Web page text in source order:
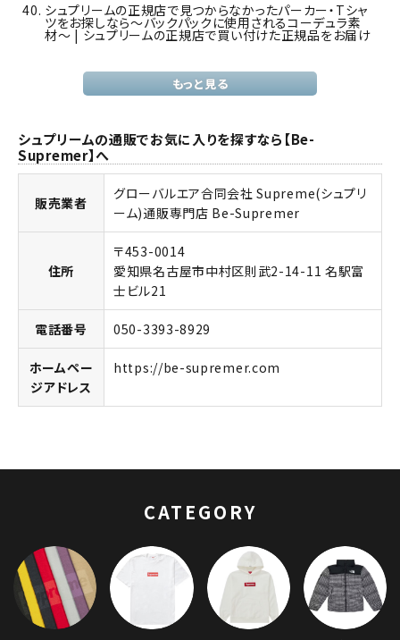
search
キャップ・ハット
パーカー・クルーネック
カテゴリーから探す
コラボレーションブランドから探す
シュプリームの正規店で見つからなかったパーカー・Tシャ
ツをお探しなら～バックパックに使用されるコーデュラ素
材～ | シュプリームの正規店で買い付けた正規品をお届け
もっと見る
シュプリームの通販でお気に入りを探すなら【Be-
Supremer】へ
販売業者
グローバルエア合同会社 Supreme(シュプリ
ーム)通販専門店 Be-Supremer
住所
〒453-0014
愛知県名古屋市中村区則武2-14-11 名駅富
士ビル21
電話番号 050-3393-8929
ホームペー
ジアドレス
https://be-supremer.com
CATEGORY